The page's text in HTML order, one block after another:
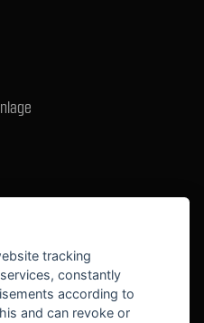
tracking
constantly
according to
and can revoke or